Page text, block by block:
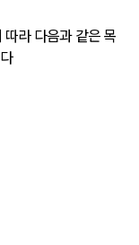
라 다음과 같은 목